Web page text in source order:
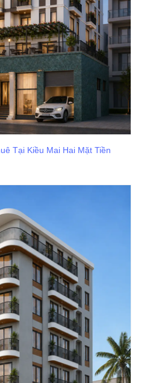
Tại Kiều Mai Hai Mặt Tiền